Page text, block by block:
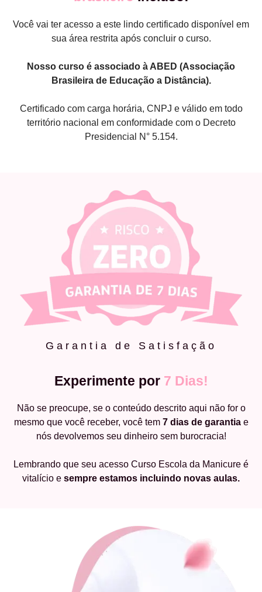
Você vai ter acesso a este lindo certificado disponível em
sua área restrita após concluir o curso.
Nosso curso é associado à ABED (Associação
Brasileira de Educação a Distância).
Certificado com carga horária, CNPJ e válido em todo
território nacional em conformidade com o Decreto
Presidencial N° 5.154.
Garantia de Satisfação
Experimente por 7 Dias!
Não se preocupe, se o conteúdo descrito aqui não for o
mesmo que você receber, você tem 7 dias de garantiae
nós devolvemos seu dinheiro sem burocracia!
Lembrando que seu acesso Curso Escola da Manicure é
vitalício e sempre estamos incluindo novas aulas.